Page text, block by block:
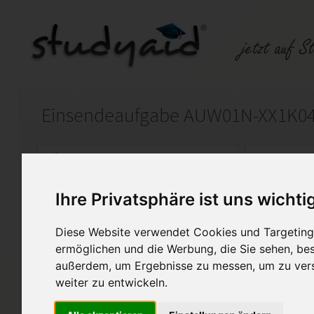
Ihre Privatsphäre ist uns
Diese Website verwendet Cookies und
ermöglichen und die Werbung, die Sie sehen,
außerdem, um Ergebnisse zu messen, um zu
weiter zu entwickeln.
Einsendeaufgabe AUW01N-
Auf StudyAid.de verkaufen
Startseite Management
Note 1
Ich biete hier meine selbst
Verkauf an die als Hilfe zur
den Lehrgang